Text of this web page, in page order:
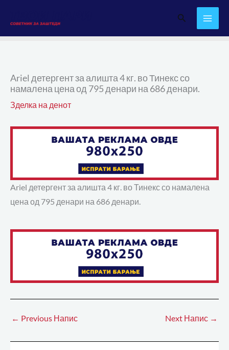
content
Search
Ariel детергент за алишта 4 кг. во Тинекс со
намалена цена од 795 денари на 686 денари.
Зделка на денот
Ariel детергент за алишта 4 кг. во Тинекс со намалена
цена од 795 денари на 686 денари.
← Previous Напис Next Напис →